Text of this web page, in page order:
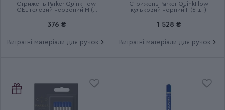
Стрижень Parker QuinkFlow
GEL гелевий червоний М (у
376 ₴
Витратні матеріали для ручок
Стрижень Parker QuinkFlow
кульковий чорний F (6 шт)
1 528 ₴
Витратні матеріали для ручок